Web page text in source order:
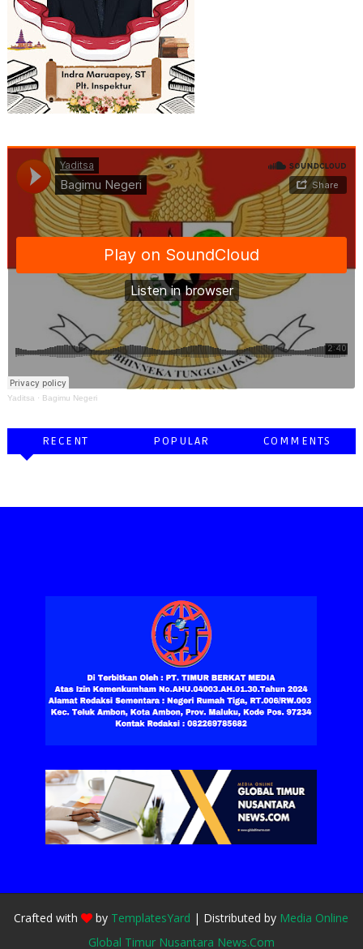
Yaditsa · Bagimu Negeri
RECENT POPULAR COMMENTS
Crafted with by TemplatesYard | Distributed by Media Online
Global Timur Nusantara News.Com